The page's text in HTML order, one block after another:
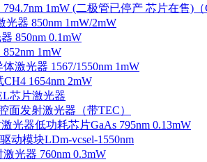
1mW (二极管已停产 芯片在售)（
器 850nm 1mW/2mW
850nm 0.1mW
1mW
激光器 1567/1550nm 1mW
1654nm 2mW
芯片激光器
面发射激光器（带TEC）
光器低功耗芯片GaAs 795nm 0.13mW
动模块LDm-vcsel-1550nm
光器 760nm 0.3mW